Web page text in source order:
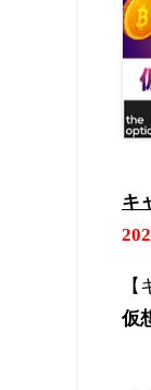
キ
仮